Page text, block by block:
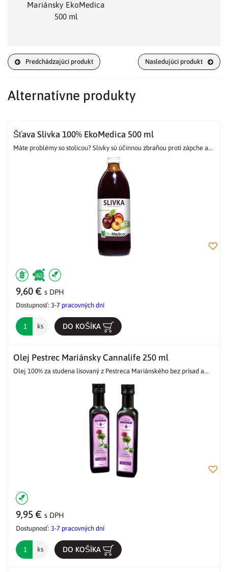
Mariánsky EkoMedica
500 ml
Predchádzajúci produkt Nasledujúci produkt
Alternatívne produkty
Šťava Slivka 100% EkoMedica 500 ml
Máte problémy so stolicou? Slivky sú účinnou zbraňou proti zápche a...
9,60 € s DPH
Dostupnosť: 3-7 pracovných dní
ks DO KOŠÍKA
Olej Pestrec Mariánsky Cannalife 250 ml
Olej 100% za studena lisovaný z Pestreca Mariánského bez prísad a...
9,95 € s DPH
Dostupnosť: 3-7 pracovných dní
ks DO KOŠÍKA